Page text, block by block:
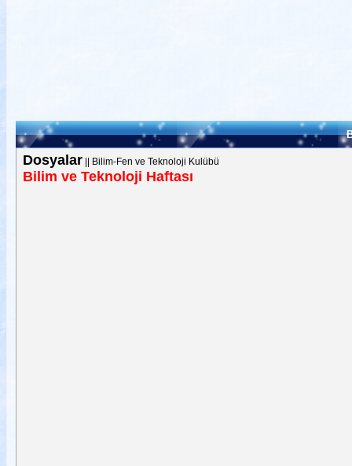
Dosyalar|| Bilim-Fen ve Teknoloji Kulübü
Bilim ve Teknoloji Haftası